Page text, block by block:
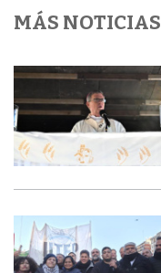
MÁS NOTICIAS